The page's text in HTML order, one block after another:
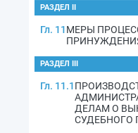
РАЗДЕЛ II
Гл. 11МЕРЫ
РАЗДЕЛ III
Гл. 11.1
ДЕЛАМ О
СУДЕБНОГО